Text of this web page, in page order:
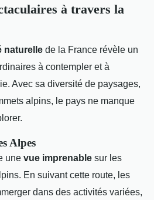
à travers la
naturelle de la France révèle un
à contempler et à
Avec sa diversité de paysages,
alpins, le pays ne manque
Alpes
une vue imprenable sur les
En suivant cette route, les
dans des activités variées,